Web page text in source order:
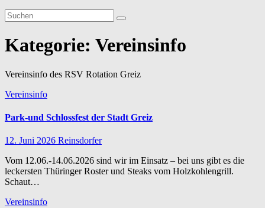
Kategorie: Vereinsinfo
Vereinsinfo des RSV Rotation Greiz
Vereinsinfo
Park-und Schlossfest der Stadt Greiz
12. Juni 2026 Reinsdorfer
Vom 12.06.-14.06.2026 sind wir im Einsatz – bei uns gibt es die
leckersten Thüringer Roster und Steaks vom Holzkohlengrill.
Schaut…
Vereinsinfo